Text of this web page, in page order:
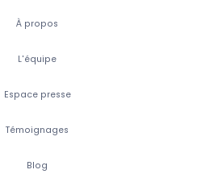
À propos
L'équipe
Espace presse
Témoignages
Blog